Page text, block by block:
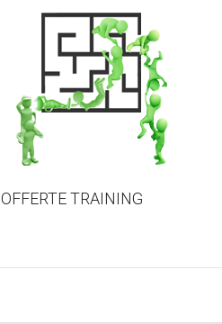
OFFERTE TRAINING